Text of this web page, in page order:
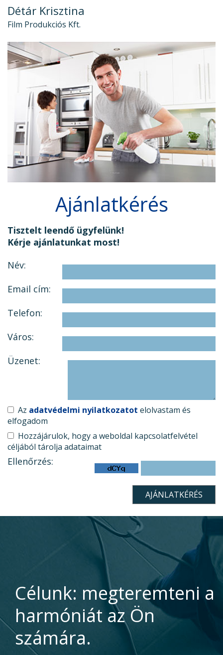
Détár Krisztina
Film Produkciós Kft.
Ajánlatkérés
Tisztelt leendő ügyfelünk!
Kérje ajánlatunkat most!
Név:
Email cím:
Telefon:
Város:
Üzenet:
Az adatvédelmi nyilatkozatot elolvastam és
elfogadom
Hozzájárulok, hogy a weboldal kapcsolatfelvétel
céljából tárolja adataimat
Ellenőrzés:
Célunk: megteremteni a
harmóniát az Ön
számára.